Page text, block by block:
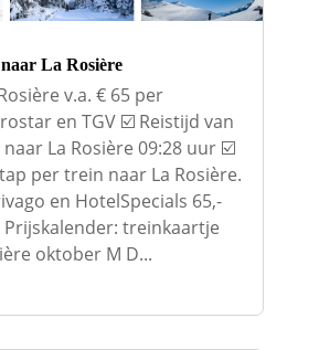
La Rosière
v.a. € 65 per
en TGV ☑️ Reistijd van
La Rosière 09:28 uur ☑️
per trein naar La Rosière.
en HotelSpecials 65,-
Prijskalender: treinkaartje
oktober M D...